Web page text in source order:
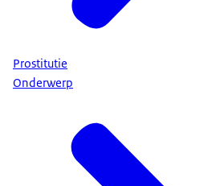
Prostitutie
Onderwerp